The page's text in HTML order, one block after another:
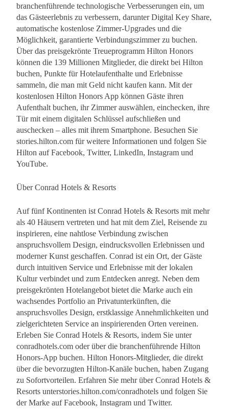
branchenführende technologische Verbesserungen ein, um
das Gästeerlebnis zu verbessern, darunter Digital Key Share,
automatische kostenlose Zimmer-Upgrades und die
Möglichkeit, garantierte Verbindungszimmer zu buchen.
Über das preisgekrönte Treueprogramm Hilton Honors
können die 139 Millionen Mitglieder, die direkt bei Hilton
buchen, Punkte für Hotelaufenthalte und Erlebnisse
sammeln, die man mit Geld nicht kaufen kann. Mit der
kostenlosen Hilton Honors App können Gäste ihren
Aufenthalt buchen, ihr Zimmer auswählen, einchecken, ihre
Tür mit einem digitalen Schlüssel aufschließen und
auschecken – alles mit ihrem Smartphone. Besuchen Sie
stories.hilton.com für weitere Informationen und folgen Sie
Hilton auf Facebook, Twitter, LinkedIn, Instagram und
YouTube.
Über Conrad Hotels & Resorts
Auf fünf Kontinenten ist Conrad Hotels & Resorts mit mehr
als 40 Häusern vertreten und hat mit dem Ziel, Reisende zu
inspirieren, eine nahtlose Verbindung zwischen
anspruchsvollem Design, eindrucksvollen Erlebnissen und
moderner Kunst geschaffen. Conrad ist ein Ort, der Gäste
durch intuitiven Service und Erlebnisse mit der lokalen
Kultur verbindet und zum Entdecken anregt. Neben dem
preisgekrönten Hotelangebot bietet die Marke auch ein
wachsendes Portfolio an Privatunterkünften, die
anspruchsvolles Design, erstklassige Annehmlichkeiten und
zielgerichteten Service an inspirierenden Orten vereinen.
Erleben Sie Conrad Hotels & Resorts, indem Sie unter
conradhotels.com oder über die branchenführende Hilton
Honors-App buchen. Hilton Honors-Mitglieder, die direkt
über die bevorzugten Hilton-Kanäle buchen, haben Zugang
zu Sofortvorteilen. Erfahren Sie mehr über Conrad Hotels &
Resorts unterstories.hilton.com/conradhotels und folgen Sie
der Marke auf Facebook, Instagram und Twitter.